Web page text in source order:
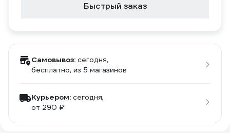
Быстрый заказ
Самовывоз: сегодня,
бесплатно, из 5 магазинов
Курьером: сегодня,
от 290 ₽